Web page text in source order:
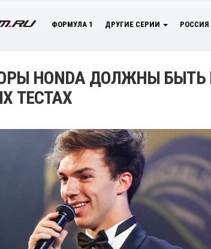
ФОРМУЛА 1 ДРУГИЕ СЕРИИ РОССИЯ
HONDA ДОЛЖНЫ
ТЕСТАХ